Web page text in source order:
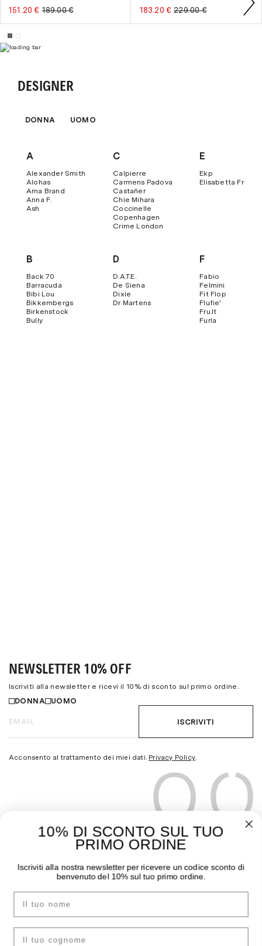
151.20 € 189.00 € 183.20 € 229.00 €
DESIGNER
DONNA UOMO
A
Alexander Smith
Alohas
Ama Brand
Anna F.
Ash
B
Back 70
Barracuda
Bibi Lou
Bikkembergs
Birkenstock
Bully
C
Calpierre
Carmens Padova
Castañer
Chie Mihara
Coccinelle
Copenhagen
Crime London
D
D.a.t.e.
De Siena
Dixie
Dr Martens
E
Ekp
Elisabetta Franchi
F
Fabio
Felmini
Fit Flop
Flufie'
Fru.it
Furla
NEWSLETTER 10% OFF
Iscriviti alla newsletter e ricevi il 10% di sconto sul primo ordine.
DONNA
UOMO
ISCRIVITI
Acconsento al trattamento dei miei dati. Privacy Policy.
THE MOODER
I negozi
Contatti
Instagram
GUIDA ALL’ACQUISTO
Pagamenti
Sostituzioni e Resi
Guida Taglie
10% DI SCONTO SUL TUO
PRIMO ORDINE
Iscriviti alla nostra newsletter per ricevere un codice sconto di
benvenuto del 10% sul tuo primo ordine.
Nome
cognome